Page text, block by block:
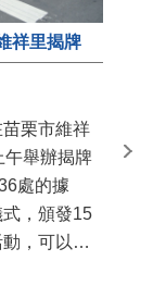
祥里揭牌
栗市維祥
午舉辦揭牌
處的據
，頒發15
，可以更
苗